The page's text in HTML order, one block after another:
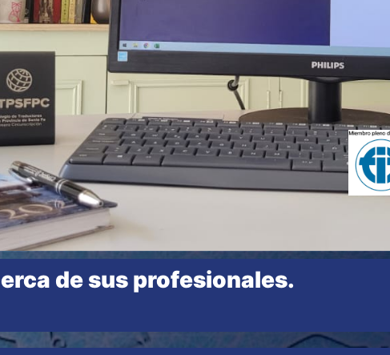
de sus profesionales.